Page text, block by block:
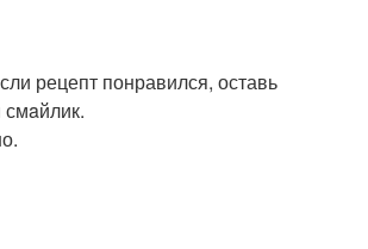
рецепт понравился, оставь